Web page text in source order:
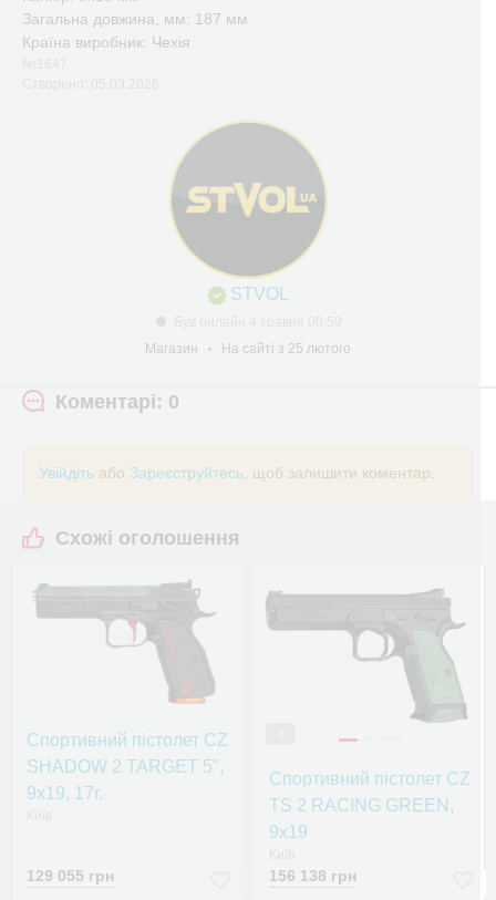
Загальна довжина, мм: 187 мм
Країна виробник: Чехія
STVOL
Магазин
На сайті з 25 лютого
Коментарі: 0
Увійдіть або Зареєструйтесь, щоб залишити коментар.
Схожі оголошення
Спортивний пістолет CZ
SHADOW 2 TARGET 5",
9x19, 17r.
129 055 грн
Спортивний пістолет CZ
TS 2 RACING GREEN,
9x19
156 138 грн